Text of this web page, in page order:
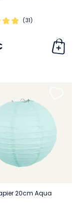
(31)
20cm Aqua